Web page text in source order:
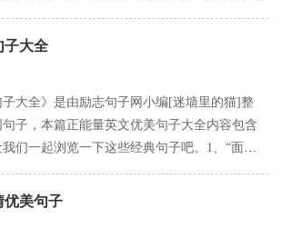
要。注重感情的人最后都死的很惨不是吗？
折腾得很惨。2、从细微间我看到了你爱我…
子大全
子大全》是由励志句子网小编[迷墙里的猫]整
子，本篇正能量英文优美句子大全内容包含
们一起浏览一下这些经典句子吧。1、“面朝
柔暖的句子，却要用整份坚强来诠释。正能量
年的第一場雪，我一個人走在回家的巷子。…
优美句子